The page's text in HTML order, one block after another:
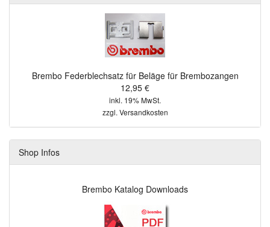
Brembo Federblechsatz für Beläge für Brembozangen
12,95 €
inkl. 19% MwSt.
zzgl. Versandkosten
Shop Infos
Brembo Katalog Downloads